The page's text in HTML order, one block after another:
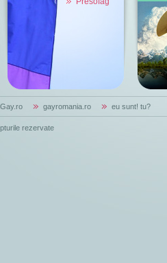
gayromania.ro eu sunt! tu?
rezervate